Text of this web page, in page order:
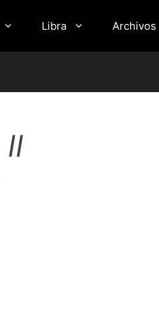
Libra Archivos